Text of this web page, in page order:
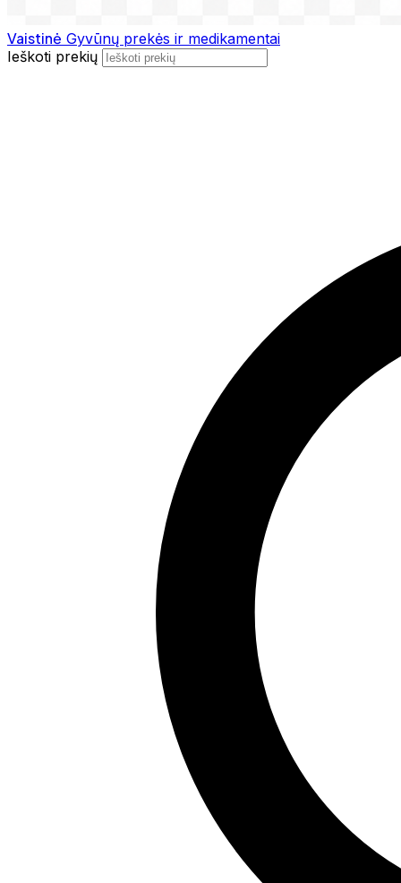
Vaistinė Gyvūnų prekės ir medikamentai
Ieškoti prekių